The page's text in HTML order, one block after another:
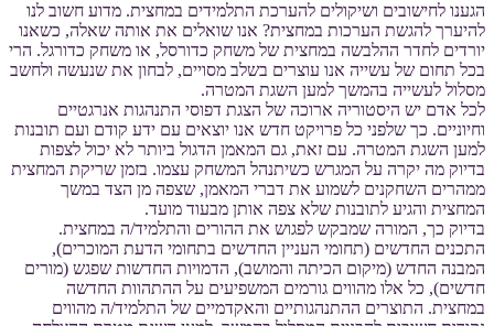
הגענו לחישובים ושיקולים להערכת התלמידים במחצית. מדוע חשוב לנו
להיערך להגשת הערכות במחצית? אנו שואלים את אותה שאלה, כשאנו
יורדים לחדר ההלבשה במחצית של משחק כדורסל, או משחק כדורגל. הרי
בכל תחום של עשייה אנו עוצרים בשלב מסויים, לבחון את שנעשה ולחשב
מסלול לעשייה בהמשך למען השגת המטרה.
לכל אדם יש היסטוריה ארוכה של הצגת דפוסי התנהגות אנרגטיים
וחיוניים. כך שלפני כל פרויקט חדש אנו יוצאים עם ידע קודם ועם תובנות
למען השגת המטרה. עם זאת, גם המאמן הדגול ביותר לא יכול לצפות
בדיוק מה יקרה על המגרש כשיתנהל המשחק עצמו. בזמן שריקת המחצית
ממהרים השחקנים לשמוע את דברי המאמן, שצפה מן הצד במשך
המחצית והגיע לתובנות שלא צפה אותן מבעוד מועד.
בדיוק כך, המורה שמבקש לפגוש את ההורים והתלמיד/ה במחצית.
התכנים החדשים (תחומי העניין החדשים בתחומי הדעת המוכרים),
המבנה החדש (מיקום הכיתה והמושב), הדמויות החדשות שפגש (מורים
חדשים), כל אלו מהווים גורמים המשפיעים על ההתהוות החדשה
במחצית. התוצרים ההתנהגותיים והאקדמיים של התלמיד/ה מהווים